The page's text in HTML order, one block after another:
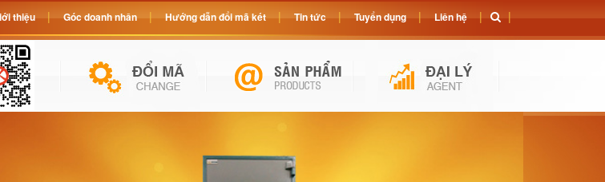
thiệu Góc doanh nhân Hướng dẫn đổi mã két Tin tức Tuyển dụng Liên hệ